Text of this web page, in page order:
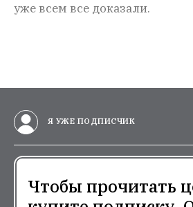
уже всем все доказали.
Я УЖЕ ПОДПИСЧИК
Чтобы прочитать